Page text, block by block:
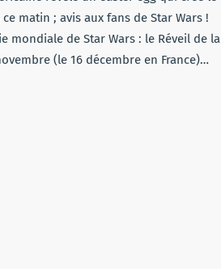
matin ; avis aux fans de Star Wars !
mondiale de Star Wars : le Réveil de la
(le 16 décembre en France)…